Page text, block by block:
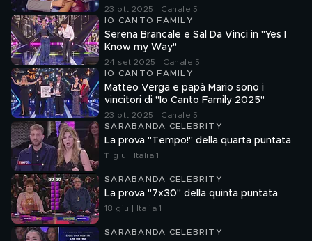
23 ott 2025 | Canale 5
IO CANTO FAMILY
Serena Brancale e Sal Da Vinci in "Yes I
Know my Way"
24 set 2025 | Canale 5
IO CANTO FAMILY
Matteo Verga e papà Mario sono i
vincitori di "Io Canto Family 2025"
23 ott 2025 | Canale 5
SARABANDA CELEBRITY
La prova "Tempo!" della quarta puntata
11 giu | Italia 1
SARABANDA CELEBRITY
La prova "7x30" della quinta puntata
18 giu | Italia 1
SARABANDA CELEBRITY